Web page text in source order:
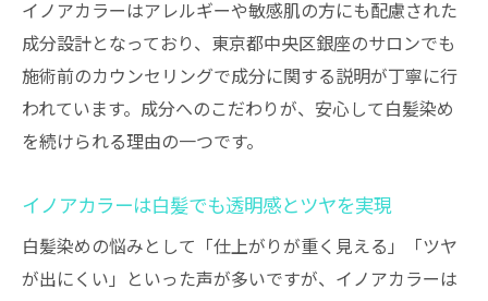
イノアカラーはアレルギーや敏感肌の方にも配慮された
成分設計となっており、東京都中央区銀座のサロンでも
施術前のカウンセリングで成分に関する説明が丁寧に行
われています。成分へのこだわりが、安心して白髪染め
を続けられる理由の一つです。
イノアカラーは白髪でも透明感とツヤを実現
白髪染めの悩みとして「仕上がりが重く見える」「ツヤ
が出にくい」といった声が多いですが、イノアカラーは